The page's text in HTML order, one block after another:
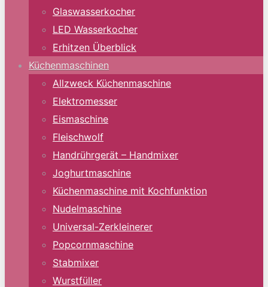
Glaswasserkocher
LED Wasserkocher
Erhitzen Überblick
Küchenmaschinen
Allzweck Küchenmaschine
Elektromesser
Eismaschine
Fleischwolf
Handrührgerät – Handmixer
Joghurtmaschine
Küchenmaschine mit Kochfunktion
Nudelmaschine
Universal-Zerkleinerer
Popcornmaschine
Stabmixer
Wurstfüller